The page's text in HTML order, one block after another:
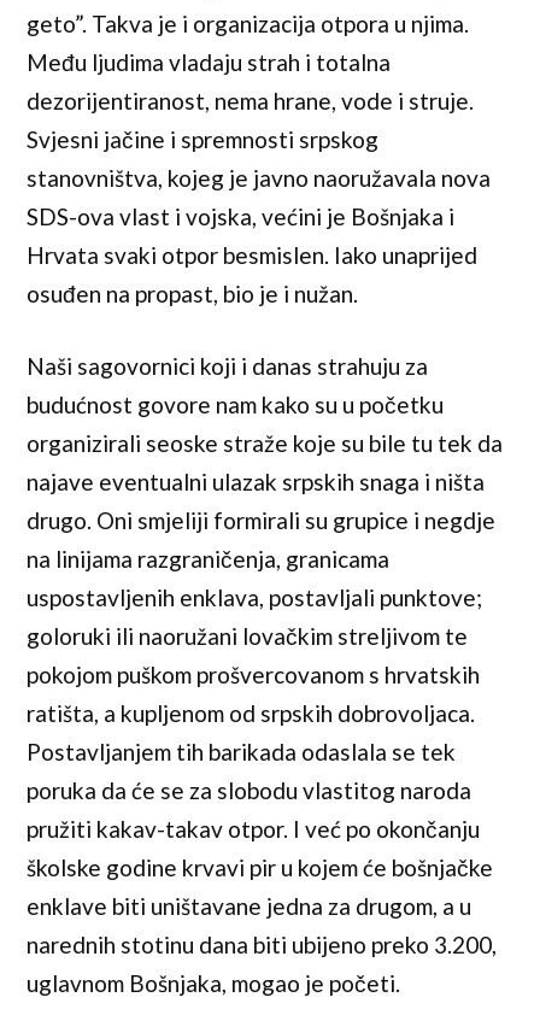
geto”. Takva je i organizacija otpora u njima.
Među ljudima vladaju strah i totalna
dezorijentiranost, nema hrane, vode i struje.
Svjesni jačine i spremnosti srpskog
stanovništva, kojeg je javno naoružavala nova
SDS-ova vlast i vojska, većini je Bošnjaka i
Hrvata svaki otpor besmislen. Iako unaprijed
osuđen na propast, bio je i nužan.
Naši sagovornici koji i danas strahuju za
budućnost govore nam kako su u početku
organizirali seoske straže koje su bile tu tek da
najave eventualni ulazak srpskih snaga i ništa
drugo. Oni smjeliji formirali su grupice i negdje
na linijama razgraničenja, granicama
uspostavljenih enklava, postavljali punktove;
goloruki ili naoružani lovačkim streljivom te
pokojom puškom prošvercovanom s hrvatskih
ratišta, a kupljenom od srpskih dobrovoljaca.
Postavljanjem tih barikada odaslala se tek
poruka da će se za slobodu vlastitog naroda
pružiti kakav-takav otpor. I već po okončanju
školske godine krvavi pir u kojem će bošnjačke
enklave biti uništavane jedna za drugom, a u
narednih stotinu dana biti ubijeno preko 3.200,
uglavnom Bošnjaka, mogao je početi.